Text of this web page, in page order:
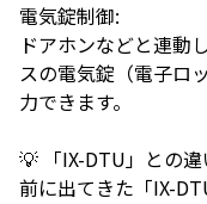
電気錠制御:
ドアホンなどと連動
スの電気錠（電子ロ
力できます。
💡 「IX-DTU」との違
前に出てきた「IX-